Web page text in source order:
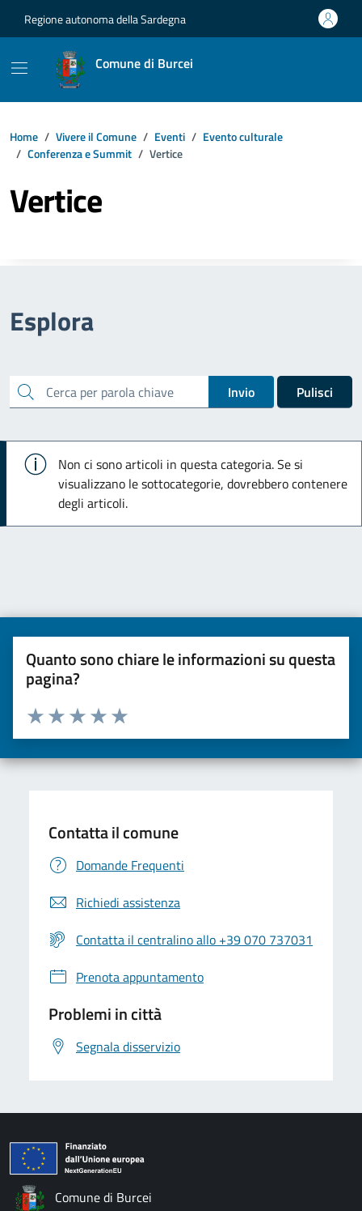
Regione autonoma della Sardegna
Comune di Burcei
Home Vivere il Comune Eventi
Evento culturale
Conferenza e Summit
Vertice
Vertice
Esplora
cerca Invio Pulisci
Info
Non ci sono articoli in questa categoria. Se si
visualizzano le sottocategorie, dovrebbero contenere
degli articoli.
Quanto sono chiare le informazioni su questa
pagina?
Valuta da 1 a 5 stelle la pagina
Valuta 5 stelle su 5
Valuta 4 stelle su 5
Valuta 3 stelle su 5
Valuta 2 stelle su 5
Valuta una stella su 5
Contatta il comune
Domande Frequenti
Richiedi assistenza
Contatta il centralino allo +39 070 737031
Prenota appuntamento
Problemi in città
Segnala disservizio
Comune di Burcei